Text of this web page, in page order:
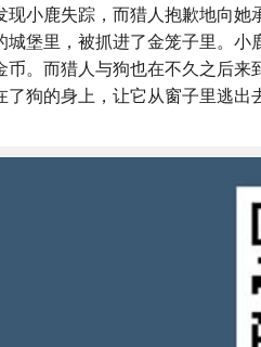
小鹿失踪，而猎人抱歉地向
堡里，被抓进了金笼子里。小
。而猎人与狗也在不久之后来
狗的身上，让它从窗子里逃